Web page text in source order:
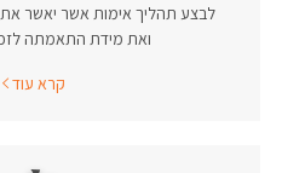
לבצע תהליך אימות אשר יאשר את
ואת מידת התאמתה
קרא עוד